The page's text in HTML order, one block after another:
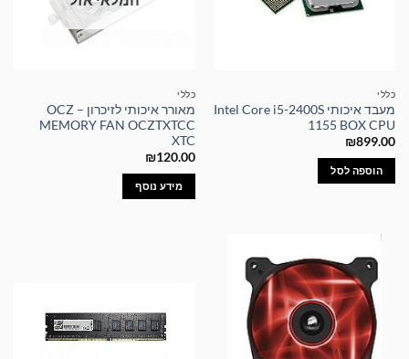
כללי
מעבד איכותי Intel Core i5-2400S
1155 BOX CPU
₪899.00
הוספה לסל
כללי
מאורר איכותי לזיכרון – OCZ
MEMORY FAN OCZTXTCC
XTC
₪120.00
מידע נוסף